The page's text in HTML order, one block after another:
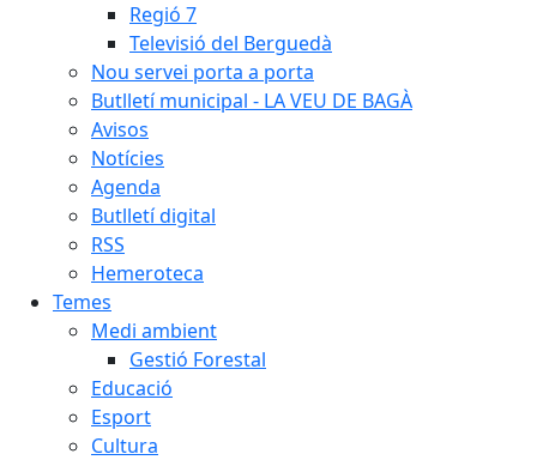
Regió 7
Televisió del Berguedà
Nou servei porta a porta
Butlletí municipal - LA VEU DE BAGÀ
Avisos
Notícies
Agenda
Butlletí digital
RSS
Hemeroteca
Temes
Medi ambient
Gestió Forestal
Educació
Esport
Cultura